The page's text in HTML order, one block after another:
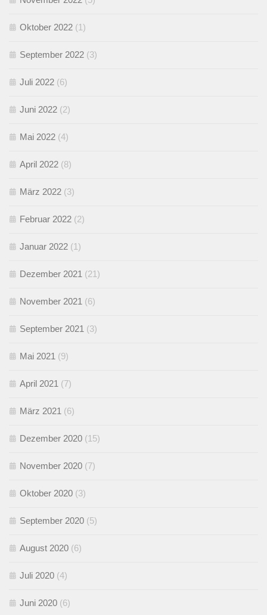
Oktober 2022 (1)
September 2022 (3)
Juli 2022 (6)
Juni 2022 (2)
Mai 2022 (4)
April 2022 (8)
März 2022 (3)
Februar 2022 (2)
Januar 2022 (1)
Dezember 2021 (21)
November 2021 (6)
September 2021 (3)
Mai 2021 (9)
April 2021 (7)
März 2021 (6)
Dezember 2020 (15)
November 2020 (7)
Oktober 2020 (3)
September 2020 (5)
August 2020 (6)
Juli 2020 (4)
Juni 2020 (6)